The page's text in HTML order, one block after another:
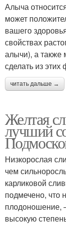
Алыча
может
вашего
свойствах
алычи), а также
сделать из этих
читать дальше →
Желтая
лучший
Низкорослая
чем
карликовой
подмечено, что
плодоношение,
высокую